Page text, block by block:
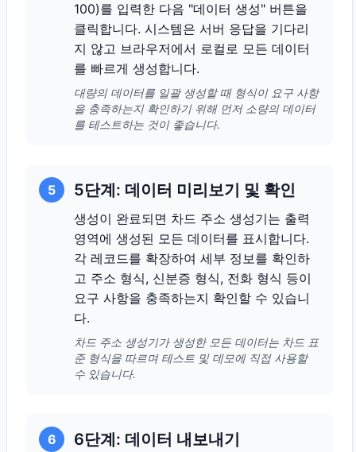
100)를 입력한 다음 "데이터 생성" 버튼을
클릭합니다. 시스템은 서버 응답을 기다리
지 않고 브라우저에서 로컬로 모든 데이터
를 빠르게 생성합니다.
대량의 데이터를 일괄 생성할 때 형식이 요구 사항
을 충족하는지 확인하기 위해 먼저 소량의 데이터
를 테스트하는 것이 좋습니다.
5 5단계: 데이터 미리보기 및 확인
생성이 완료되면 차드 주소 생성기는 출력
영역에 생성된 모든 데이터를 표시합니다.
각 레코드를 확장하여 세부 정보를 확인하
고 주소 형식, 신분증 형식, 전화 형식 등이
요구 사항을 충족하는지 확인할 수 있습니
다.
차드 주소 생성기가 생성한 모든 데이터는 차드 표
준 형식을 따르며 테스트 및 데모에 직접 사용할
수 있습니다.
6 6단계: 데이터 내보내기